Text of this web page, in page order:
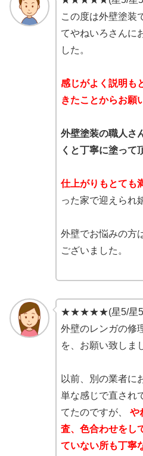
この度は外壁塗装
てやねいろさんに
した。
感じがよく説明も
きたことからお願
外壁塗装の職人さ
くと丁寧に塗って
仕上がりもとても
った家で迎えられ
外壁でお悩みの方
ございました。
★★★★★(星5/星
外壁のレンガの修
を、お願い致しま
以前、別の業者に
単な感じで直され
てたのですが、 や
査、色合わせをし
ていない所も丁寧